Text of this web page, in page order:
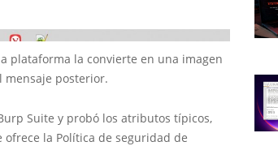
plataforma la convierte en una imagen
mensaje posterior.
Suite y probó los atributos típicos,
la Política de seguridad de